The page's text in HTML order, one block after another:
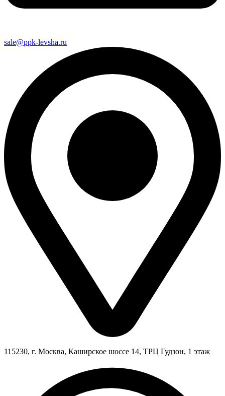
sale@ppk-levsha.ru
115230, г. Москва, Каширское шоссе 14, ТРЦ Гудзон, 1 этаж